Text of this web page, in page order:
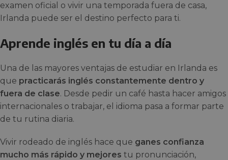
examen oficial o vivir una temporada fuera de casa,
Irlanda puede ser el destino perfecto para ti.
Aprende inglés en tu día a día
Una de las mayores ventajas de estudiar en Irlanda es
que practicarás inglés constantemente dentro y
fuera de clase. Desde pedir un café hasta hacer amigos
internacionales o trabajar, el idioma pasa a formar parte
de tu rutina diaria.
Vivir rodeado de inglés hace que ganes confianza
mucho más rápido y mejores tu pronunciación,